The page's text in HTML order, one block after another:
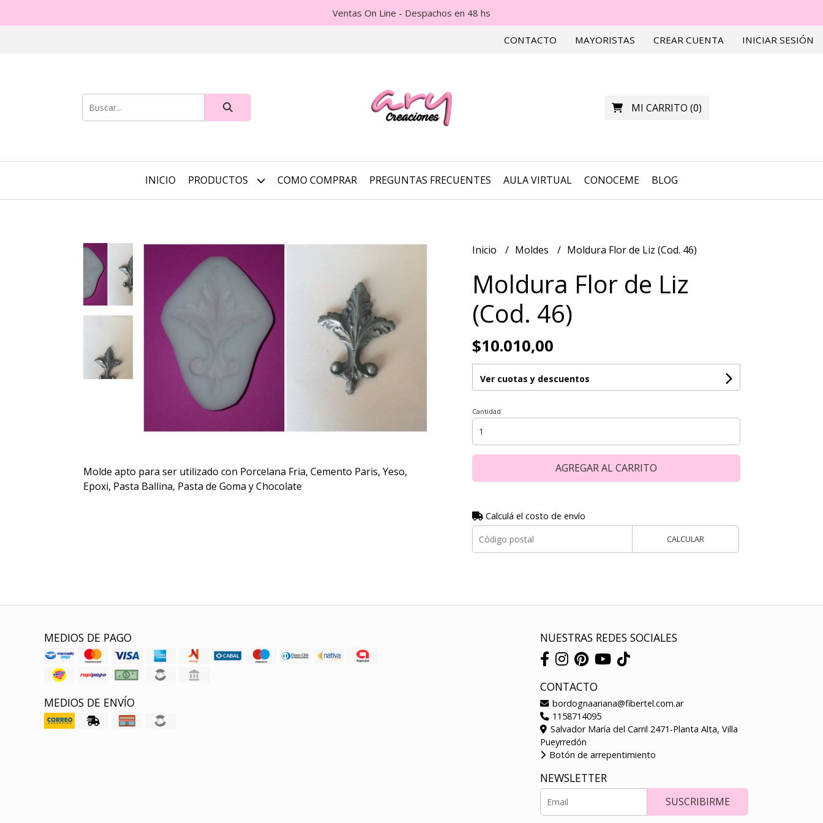
Ventas On Line - Despachos en 48 hs
CONTACTO MAYORISTAS CREAR CUENTA INICIAR SESIÓN
MI CARRITO (0)
INICIO PRODUCTOS COMO COMPRAR PREGUNTAS FRECUENTES AULA VIRTUAL CONOCEME BLOG
Molde apto para ser utilizado con Porcelana Fria, Cemento Paris, Yeso,
Epoxi, Pasta Ballina, Pasta de Goma y Chocolate
Inicio Moldes Moldura Flor de Liz (Cod. 46)
Moldura Flor de Liz
(Cod. 46)
$10.010,00
Ver cuotas y descuentos
Cantidad
AGREGAR AL CARRITO
Calculá el costo de envío
CALCULAR
MEDIOS DE PAGO
MEDIOS DE ENVÍO
NUESTRAS REDES SOCIALES
CONTACTO
bordognaariana@fibertel.com.ar
1158714095
Salvador María del Carril 2471-Planta Alta, Villa
Pueyrredón
Botón de arrepentimiento
NEWSLETTER
SUSCRIBIRME